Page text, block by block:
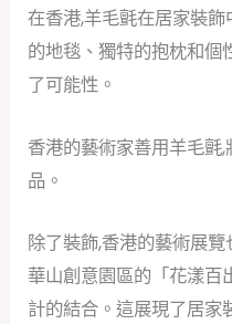
在香港,羊毛氈在居家裝
的地毯、獨特的抱枕和個
了可能性。
香港的藝術家善用羊毛氈
品。
除了裝飾,香港的藝術展
華山創意園區的「花漾百
計的結合。這展現了居家